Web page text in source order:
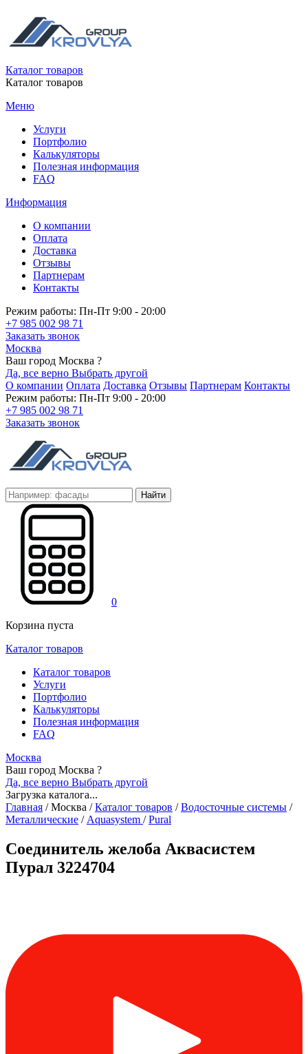
Каталог товаров
Каталог товаров
Меню
Услуги
Портфолио
Калькуляторы
Полезная информация
FAQ
Информация
О компании
Оплата
Доставка
Отзывы
Партнерам
Контакты
Режим работы: Пн-Пт 9:00 - 20:00
+7 985 002 98 71
Заказать звонок
Москва
Ваш город Москва ?
Да, все верно Выбрать другой
О компании Оплата Доставка Отзывы Партнерам Контакты
Режим работы: Пн-Пт 9:00 - 20:00
+7 985 002 98 71
Заказать звонок
Найти
0
Корзина пуста
Каталог товаров
Каталог товаров
Услуги
Портфолио
Калькуляторы
Полезная информация
FAQ
Москва
Ваш город Москва ?
Да, все верно Выбрать другой
Загрузка каталога...
Главная /Москва / Каталог товаров / Водосточные системы /
Металлические / Aquasystem / Pural
Соединитель желоба Аквасистем
Пурал 3224704